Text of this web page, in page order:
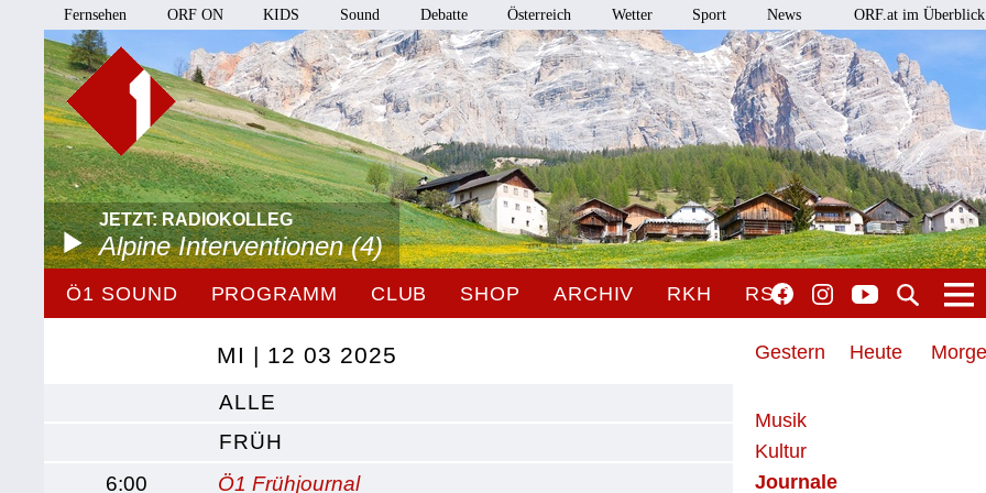
Fernsehen ORF ON KIDS Sound Debatte Österreich Wetter Sport News ORF.at im Überblick
JETZT: RADIOKOLLEG
Alpine Interventionen (4)
Ö1 SOUND PROGRAMM CLUB SHOP ARCHIV RKH RSO
Gestern Heute
Musik
Kultur
Journale
MI | 12 03 2025
ALLE
FRÜH
6:00
Ö1 Frühjournal